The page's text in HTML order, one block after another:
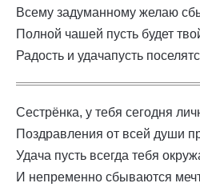
Всему задуманному желаю
Полной чашей пусть будет
Радость и удачапусть
Сестрёнка, у тебя сегодня
Поздравления от всей души
Удача пусть всегда тебя
И непременно сбываются